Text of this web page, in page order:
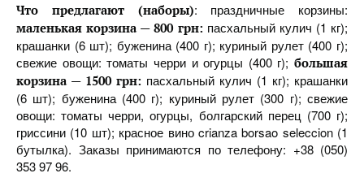
Что предлагают (наборы): праздничные корзины:
маленькая корзина — 800 грн: пасхальный кулич (1 кг);
крашанки (6 шт); буженина (400 г); куриный рулет (400 г);
свежие овощи: томаты черри и огурцы (400 г); большая
корзина — 1500 грн: пасхальный кулич (1 кг); крашанки
(6 шт); буженина (400 г); куриный рулет (300 г); свежие
овощи: томаты черри, огурцы, болгарский перец (700 г);
гриссини (10 шт); красное вино crianza borsao seleccion (1
бутылка). Заказы принимаются по телефону: ‎‎+38 (050)
353 97 96.